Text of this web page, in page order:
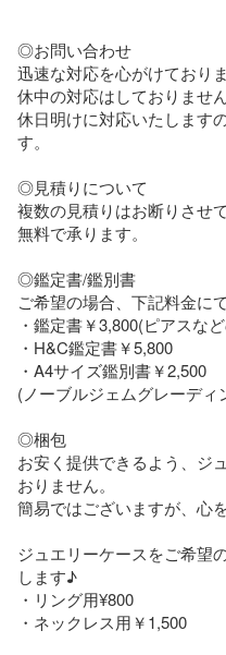
◎お問い合わせ
迅速な対応を心がけており
休中の対応はしておりません
休日明けに対応いたします
す。
◎見積りについて
複数の見積りはお断りさせ
無料で承ります。
◎鑑定書/鑑別書
ご希望の場合、下記料金に
・鑑定書￥3,800(ピアスな
・H&C鑑定書￥5,800
・A4サイズ鑑別書￥2,500
(ノーブルジェムグレーディ
◎梱包
お安く提供できるよう、ジ
おりません。
簡易ではございますが、心
ジュエリーケースをご希望
します♪
・リング用¥800
・ネックレス用￥1,500